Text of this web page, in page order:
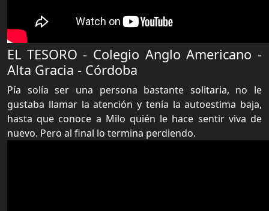
EL TESORO - Colegio Anglo Americano -
Alta Gracia - Córdoba
Pía solía ser una persona bastante solitaria, no le
gustaba llamar la atención y tenía la autoestima baja,
hasta que conoce a Milo quién le hace sentir viva de
nuevo. Pero al final lo termina perdiendo.